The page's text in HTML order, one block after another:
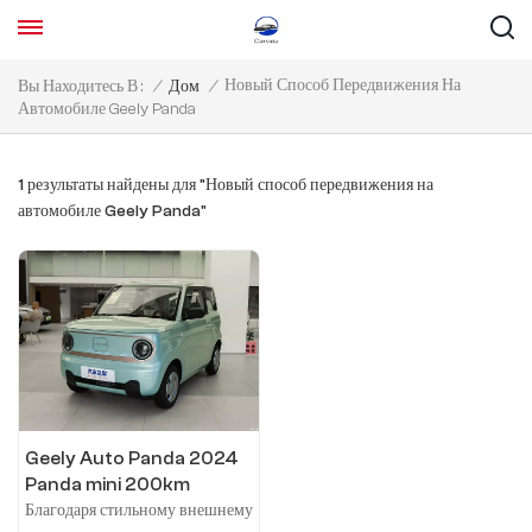
Вы Находитесь В : / Дом / Новый Способ Передвижения На
Автомобиле Geely Panda
1 результаты найдены для "Новый способ передвижения на
автомобиле Geely Panda"
Geely Auto Panda 2024
Panda mini 200km
Endurance Bear
Благодаря стильному внешнему